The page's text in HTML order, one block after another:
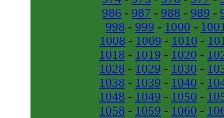
986 - 987 - 988 - 989 -
998 - 999 - 1000 -
1008 - 1009 - 1010 -
1018 - 1019 - 1020 -
1028 - 1029 - 1030 -
1038 - 1039 - 1040 -
1048 - 1049 - 1050 -
1058 - 1059 - 1060 -